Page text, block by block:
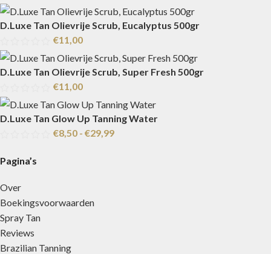
D.Luxe Tan Olievrije Scrub, Eucalyptus 500gr
€11,00
D.Luxe Tan Olievrije Scrub, Super Fresh 500gr
€11,00
D.Luxe Tan Glow Up Tanning Water
€8,50 - €29,99
Pagina’s
Over
Boekingsvoorwaarden
Spray Tan
Reviews
Brazilian Tanning